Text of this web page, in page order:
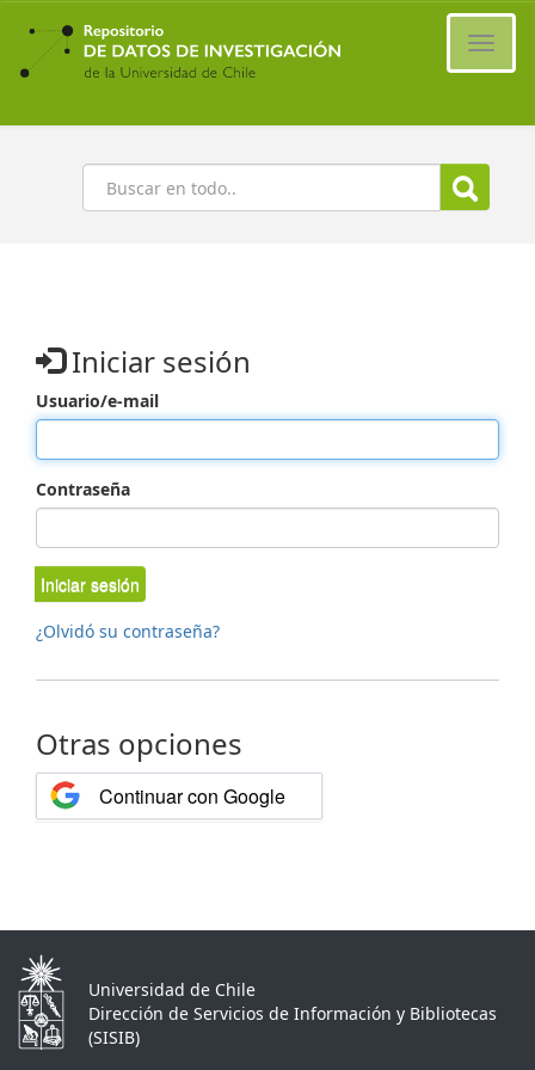
Ir
contenido
principal
Buscar
Iniciar sesión
Usuario/e-mail
Contraseña
Iniciar sesión
¿Olvidó su contraseña?
Otras opciones
Continuar con Google
Universidad de Chile
Dirección de Servicios de Información y Bibliotecas
(SISIB)